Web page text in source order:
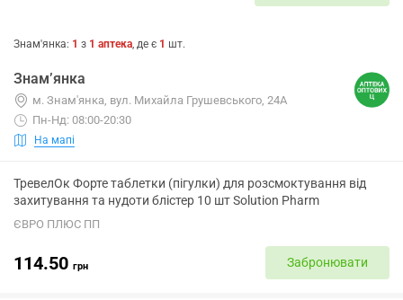
Знам'янка: 1 з 1 аптека, де є 1 шт.
Знам’янка
м. Знам'янка, вул. Михайла Грушевського, 24А
Пн-Нд: 08:00-20:30
На мапі
ТревелОк Форте таблетки (пігулки) для розсмоктування від
захитування та нудоти блістер 10 шт Solution Pharm
ЄВРО ПЛЮС ПП
114.50 грн Забронювати